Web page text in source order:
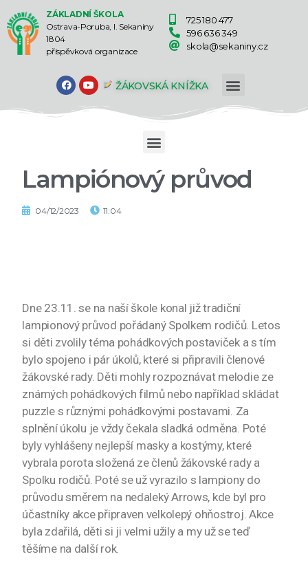
ZÁKLADNÍ ŠKOLA
Ostrava-Poruba, I. Sekaniny
1804
příspěvková organizace
725 180 477
596 636 349
skola@sekaniny.cz
ŽÁKOVSKÁ KNÍŽKA
Lampiónový průvod
04/12/2023 11:04
Dne 23.11. se na naší škole konal již tradiční
lampionový průvod pořádaný Spolkem rodičů. Letos
si děti zvolily téma pohádkových postaviček a s tím
bylo spojeno i pár úkolů, které si připravili členové
žákovské rady. Děti mohly rozpoznávat melodie ze
známých pohádkových filmů nebo například skládat
puzzle s různými pohádkovými postavami. Za
splnění úkolu je vždy čekala sladká odměna. Poté
byly vyhlášeny nejlepší masky a kostýmy, které
vybrala porota složená ze členů žákovské rady a
Spolku rodičů. Poté se už vyrazilo s lampiony do
průvodu směrem na nedaleký Arrows, kde byl pro
účastníky akce připraven velkolepý ohňostroj. Akce
byla zdařilá, děti si ji velmi užily a my už se teď
těšíme na další rok.